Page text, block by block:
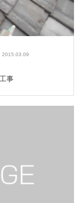
2015.03.09
事